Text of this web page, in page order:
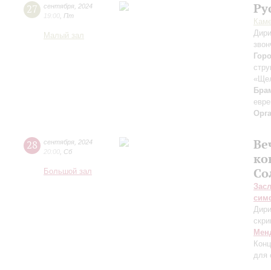
27 сентября 2024
19:00 Пт
Малый зал
28 сентября 2024
20:00 Сб
Большой зал
для